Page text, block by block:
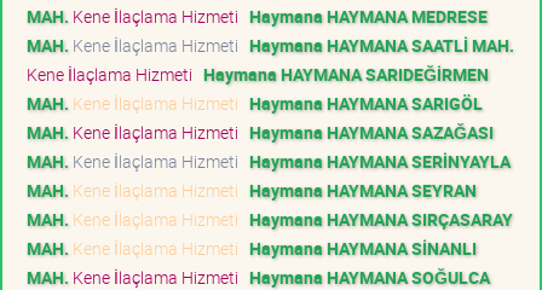
MAH. Kene İlaçlama Hizmeti Haymana HAYMANA MEDRESE
MAH. Kene İlaçlama Hizmeti Haymana HAYMANA SAATLİ MAH.
Kene İlaçlama Hizmeti Haymana HAYMANA SARIDEĞİRMEN
MAH. Kene İlaçlama Hizmeti Haymana HAYMANA SARIGÖL
MAH. Kene İlaçlama Hizmeti Haymana HAYMANA SAZAĞASI
MAH. Kene İlaçlama Hizmeti Haymana HAYMANA SERİNYAYLA
MAH. Kene İlaçlama Hizmeti Haymana HAYMANA SEYRAN
MAH. Kene İlaçlama Hizmeti Haymana HAYMANA SIRÇASARAY
MAH. Kene İlaçlama Hizmeti Haymana HAYMANA SİNANLI
MAH. Kene İlaçlama Hizmeti Haymana HAYMANA SOĞULCA